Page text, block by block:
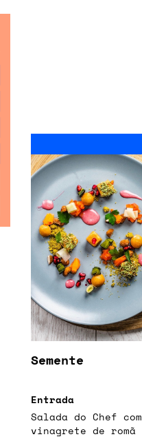
Semente
Entrada
Salada do Chef
vinagrete de romã